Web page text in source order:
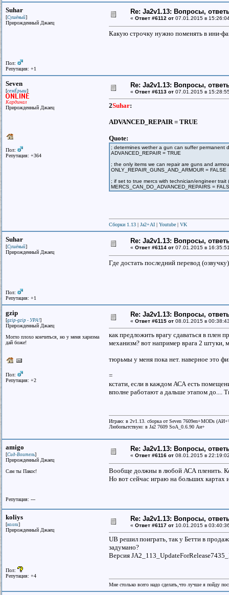
Suhar
[Сушёный]
Прирожденный Джаец
Пол:
Репутация: +1
Re: Ja2v1.13: Вопросы,
« Ответ #6112 от 07.01.2015 в
Какую строчку нужно поменять в ини-
Seven
[семЁрыш]
Кардинал
Прирожденный Джаец
Пол:
Репутация: +364
Re: Ja2v1.13: Вопросы,
« Ответ #6113 от 07.01.2015 в
2Suhar:
ADVANCED_REPAIR = TRUE
Quote:
; determines wether a gun can suffer
ADVANCED_REPAIR = TRUE
; the only items we can repair are guns and
ONLY_REPAIR_GUNS_AND_ARMOUR = FALSE
; if set to true mercs with technician/engineer
MERCS_CAN_DO_ADVANCED_REPAIRS =
Сборки 1.13 | Ja2+AI | Youtube | VK
Suhar
[Сушёный]
Прирожденный Джаец
Пол:
Репутация: +1
Re: Ja2v1.13: Вопросы,
« Ответ #6114 от 07.01.2015 в
Где достать последний перевод
gzip
[gzip-gzip - УРА!]
Прирожденный Джаец
Могло плохо кончиться, но у меня харизма
дай божe!
Пол:
Репутация: +2
Re: Ja2v1.13: Вопросы,
« Ответ #6115 от 08.01.2015 в
как предложить врагу сдаваться в плен
механизм? вот например врага 2 штуки,
тюрьмы у меня пока нет. наверное это
=
кстати, если в каждом АСА есть
вполне работают а дальше этапом до....
Играю: в 2v1.13. сборка от Seven 7609en+MODs
Любопытствую: в Ja2 7609 SoA_0.6.90 Аи+
amigo
[Сид-Воитель]
Прирожденный Джаец
Сам ты Пакос!
Репутация: ---
Re: Ja2v1.13: Вопросы,
« Ответ #6116 от 08.01.2015 в
Вообще должны в любой АСА пленить.
Но вот сейчас играю на больших картах
koliys
[колли]
Прирожденный Джаец
Пол:
Репутация: +4
Re: Ja2v1.13: Вопросы,
« Ответ #6117 от 10.01.2015 в
UB решил поиграть, так у Бетти в
задумано?
Версия
Мне столько всего надо сделать,что лучше я пойду